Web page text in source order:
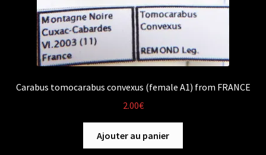
Carabus tomocarabus convexus (female A1) from FRANCE
2.00€
Ajouter au panier